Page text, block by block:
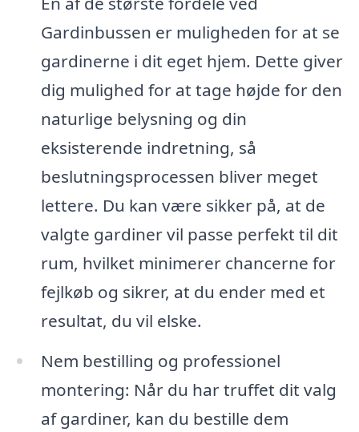
Gardinbussen er muligheden for at se
gardinerne i dit eget hjem. Dette giver
dig mulighed for at tage højde for den
naturlige belysning og din
eksisterende indretning, så
beslutningsprocessen bliver meget
lettere. Du kan være sikker på, at de
valgte gardiner vil passe perfekt til dit
rum, hvilket minimerer chancerne for
fejlkøb og sikrer, at du ender med et
resultat, du vil elske.
Nem bestilling og professionel
montering: Når du har truffet dit valg
af gardiner, kan du bestille dem